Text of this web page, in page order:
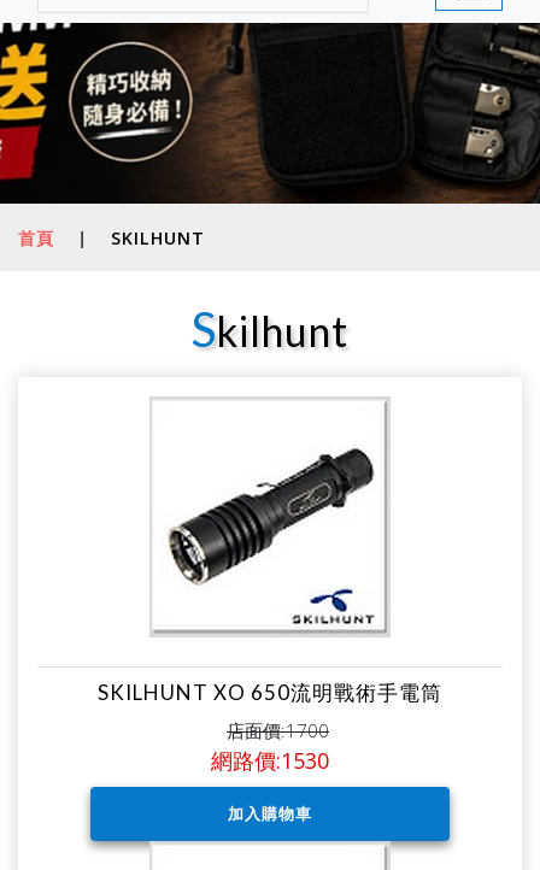
首頁 | SKILHUNT
Skilhunt
SKILHUNT XO 650流明戰術手電筒
店面價:1700
網路價:1530